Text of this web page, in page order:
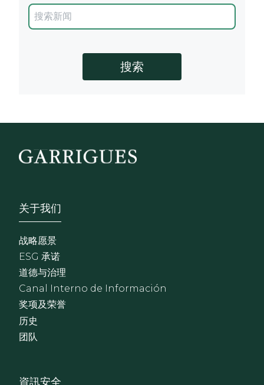
Footer - Sobre Nosotros
关于我们
战略愿景
ESG 承诺
道德与治理
Canal Interno de Información
奖项及荣誉
历史
团队
資訊安全